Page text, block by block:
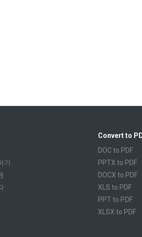
기
Convert to
DOC to PDF
PPTX to PDF
DOCX to PDF
XLS to PDF
PPT to PDF
XLSX to PDF